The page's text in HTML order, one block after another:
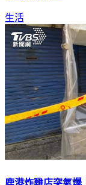
生活